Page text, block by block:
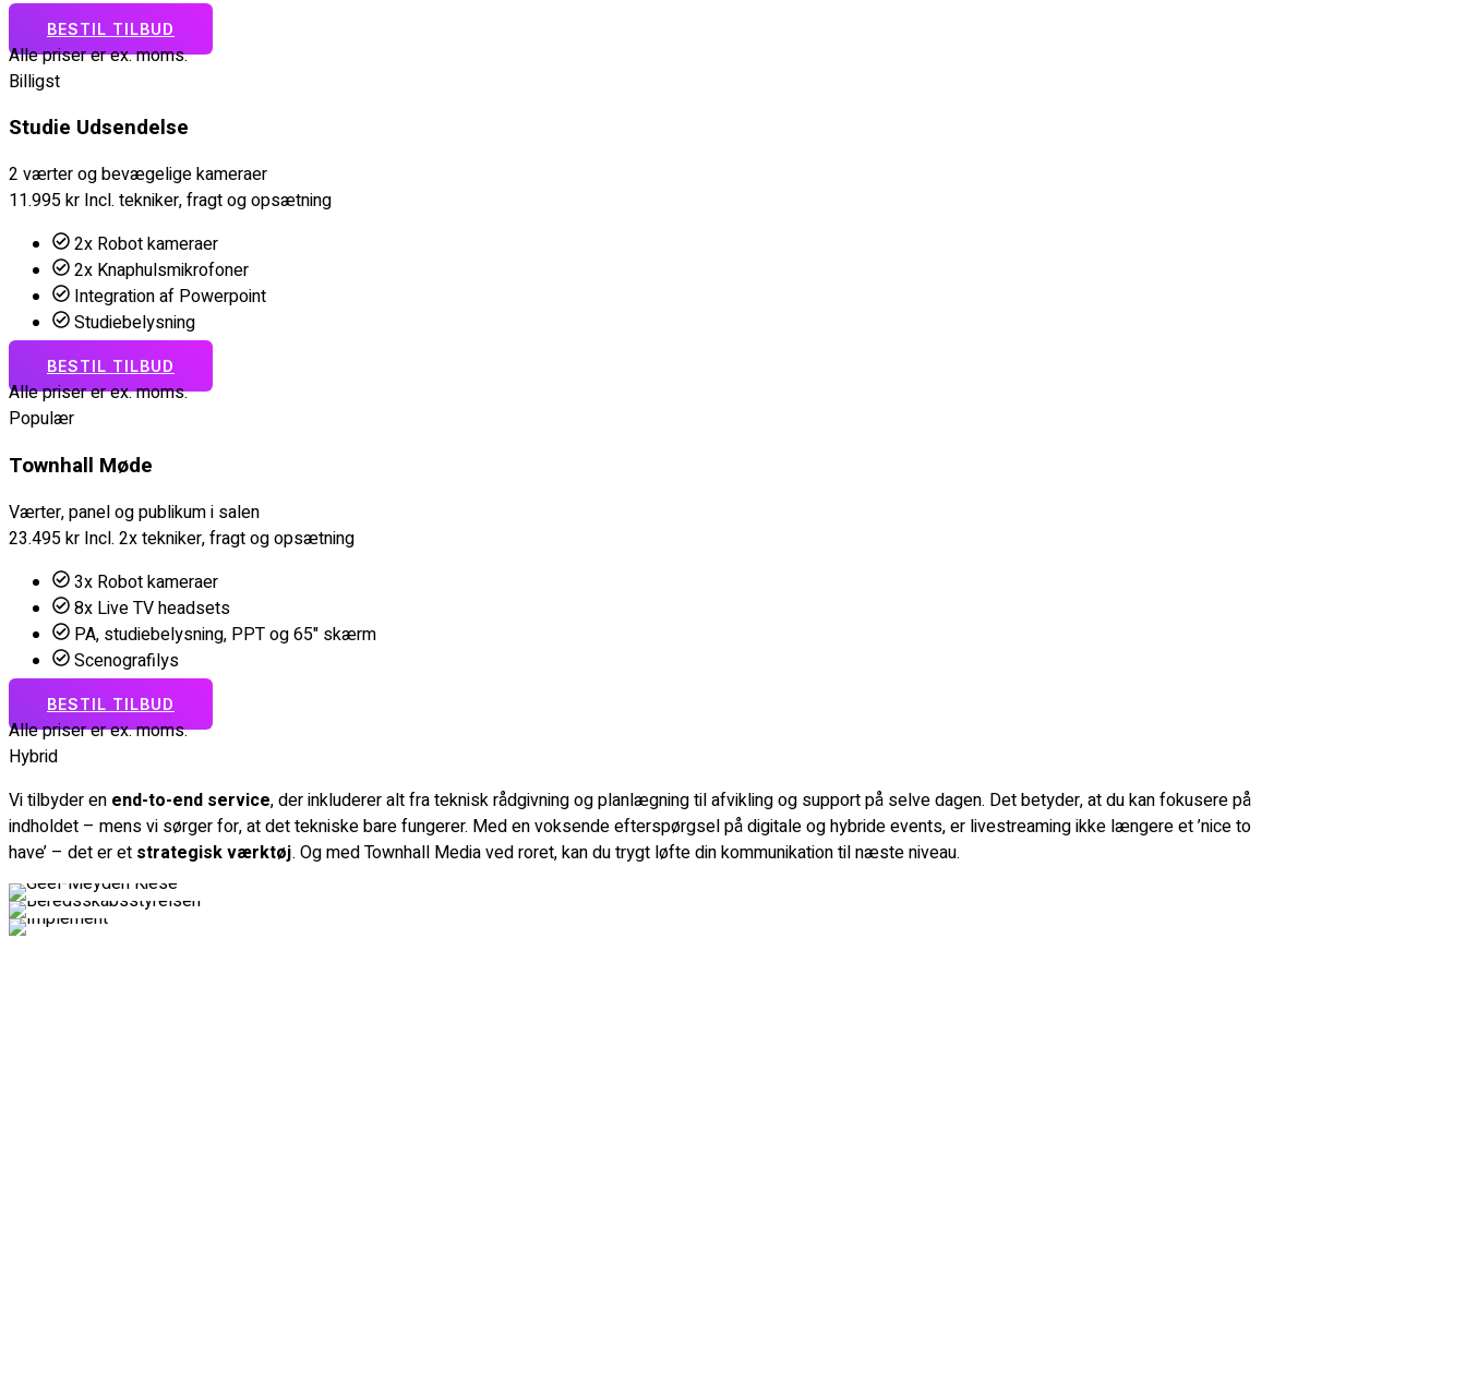
BESTIL TILBUD
Alle priser er ex. moms.
Billigst
Studie Udsendelse
2 værter og bevægelige kameraer
11.995kr Incl. tekniker, fragt og opsætning
2x Robot kameraer
2x Knaphulsmikrofoner
Integration af Powerpoint
Studiebelysning
BESTIL TILBUD
Alle priser er ex. moms.
Populær
Townhall Møde
Værter, panel og publikum i salen
23.495kr Incl. 2x tekniker, fragt og opsætning
3x Robot kameraer
8x Live TV headsets
PA, studiebelysning, PPT og 65" skærm
Scenografilys
BESTIL TILBUD
Alle priser er ex. moms.
Hybrid
Vi tilbyder en end-to-end service, der inkluderer alt fra teknisk rådgivning og planlægning til afvikling og support på selve dagen. Det betyder, at du kan fokusere på
indholdet – mens vi sørger for, at det tekniske bare fungerer. Med en voksende efterspørgsel på digitale og hybride events, er livestreaming ikke længere et ’nice to
have’ – det er et strategisk værktøj. Og med Townhall Media ved roret, kan du trygt løfte din kommunikation til næste niveau.